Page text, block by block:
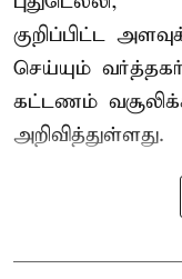
குறிப்பிட்ட
செய்யும்
கட்டணம்
அறிவித்துள்ளது.